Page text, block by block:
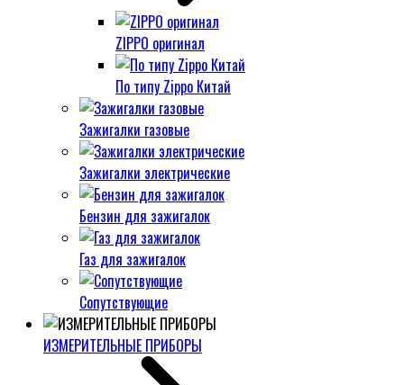
ZIPPO оригинал
По типу Zippo Китай
Зажигалки газовые
Зажигалки электрические
Бензин для зажигалок
Газ для зажигалок
Сопутствующие
ИЗМЕРИТЕЛЬНЫЕ ПРИБОРЫ